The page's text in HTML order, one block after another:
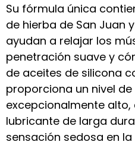
Su fórmula única
de hierba de San Juan
ayudan a relajar los
penetración suave y
de aceites de silicona
proporciona un nivel
excepcionalmente
lubricante de larga
sensación sedosa en la